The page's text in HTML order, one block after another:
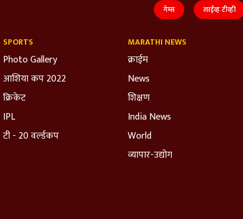
गेम्स लाईव्ह टीव्ही
SPORTS
Photo Gallery
आशिया कप 2022
क्रिकेट
IPL
टी - 20 वर्ल्डकप
MARATHI NEWS
क्राईम
News
शिक्षण
India News
World
व्यापार-उद्योग